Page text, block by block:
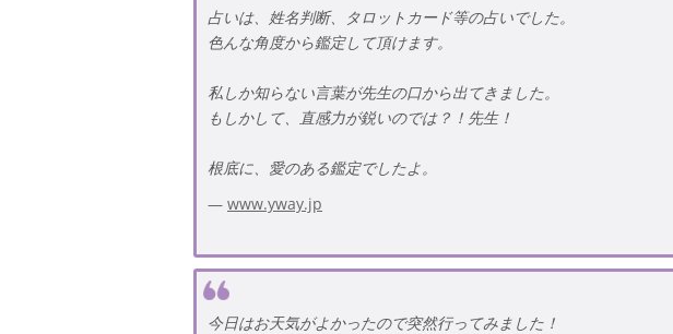
占いは、姓名判断、タロットカード等の占いでした。
色んな角度から鑑定して頂けます。
私しか知らない言葉が先生の口から出てきました。
もしかして、直感力が鋭いのでは？！先生！
根底に、愛のある鑑定でしたよ。
www.yway.jp
今日はお天気がよかったので突然行ってみました！